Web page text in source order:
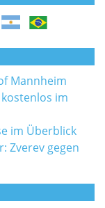
Mannheim
im
im Überblick
Zverev gegen